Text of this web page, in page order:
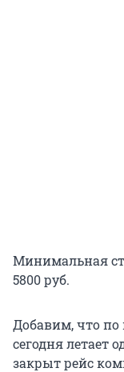
Минимальная
5800 руб.
Добавим, что
сегодня летает
закрыт рейс